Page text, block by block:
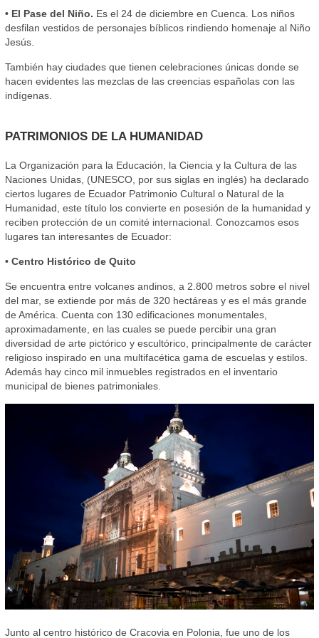
• El Pase del Niño. Es el 24 de diciembre en Cuenca. Los niños
desfilan vestidos de personajes bíblicos rindiendo homenaje al Niño
Jesús.
También hay ciudades que tienen celebraciones únicas donde se
hacen evidentes las mezclas de las creencias españolas con las
indígenas.
PATRIMONIOS DE LA HUMANIDAD
La Organización para la Educación, la Ciencia y la Cultura de las
Naciones Unidas, (UNESCO, por sus siglas en inglés) ha declarado
ciertos lugares de Ecuador Patrimonio Cultural o Natural de la
Humanidad, este título los convierte en posesión de la humanidad y
reciben protección de un comité internacional. Conozcamos esos
lugares tan interesantes de Ecuador:
• Centro Histórico de Quito
Se encuentra entre volcanes andinos, a 2.800 metros sobre el nivel
del mar, se extiende por más de 320 hectáreas y es el más grande
de América. Cuenta con 130 edificaciones monumentales,
aproximadamente, en las cuales se puede percibir una gran
diversidad de arte pictórico y escultórico, principalmente de carácter
religioso inspirado en una multifacética gama de escuelas y estilos.
Además hay cinco mil inmuebles registrados en el inventario
municipal de bienes patrimoniales.
Junto al centro histórico de Cracovia en Polonia, fue uno de los